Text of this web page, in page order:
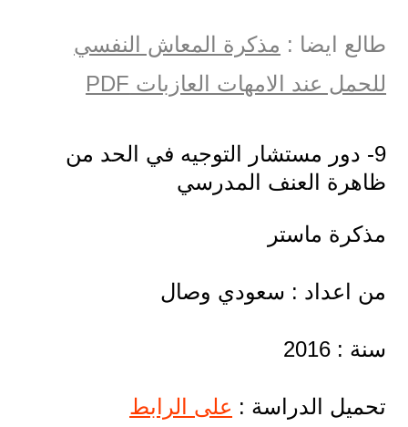
طالع ايضا : مذكرة المعاش النفسي
للحمل عند الامهات العازبات PDF
9- دور مستشار التوجيه في الحد من
ظاهرة العنف المدرسي
مذكرة ماستر
من اعداد : سعودي وصال
سنة : 2016
تحميل الدراسة : على الرابط